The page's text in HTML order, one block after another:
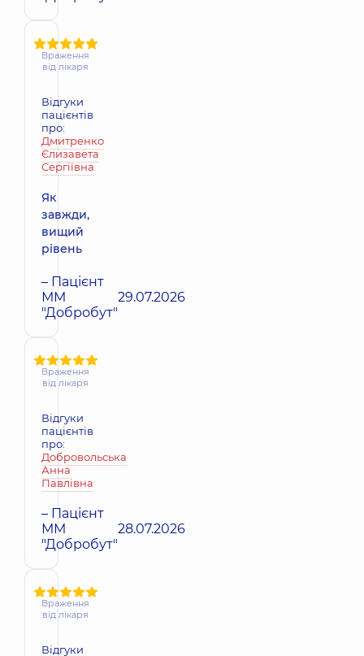
Враження
від лікаря
Відгуки
пацієнтів
про:
Дмитренко
Єлизавета
Сергіївна
Як
завжди,
вищий
рівень
– Пацієнт
ММ
"Добробут"
29.07.2026
Враження
від лікаря
Відгуки
пацієнтів
про:
Добровольська
Анна
Павлівна
– Пацієнт
ММ
"Добробут"
28.07.2026
Враження
від лікаря
Відгуки